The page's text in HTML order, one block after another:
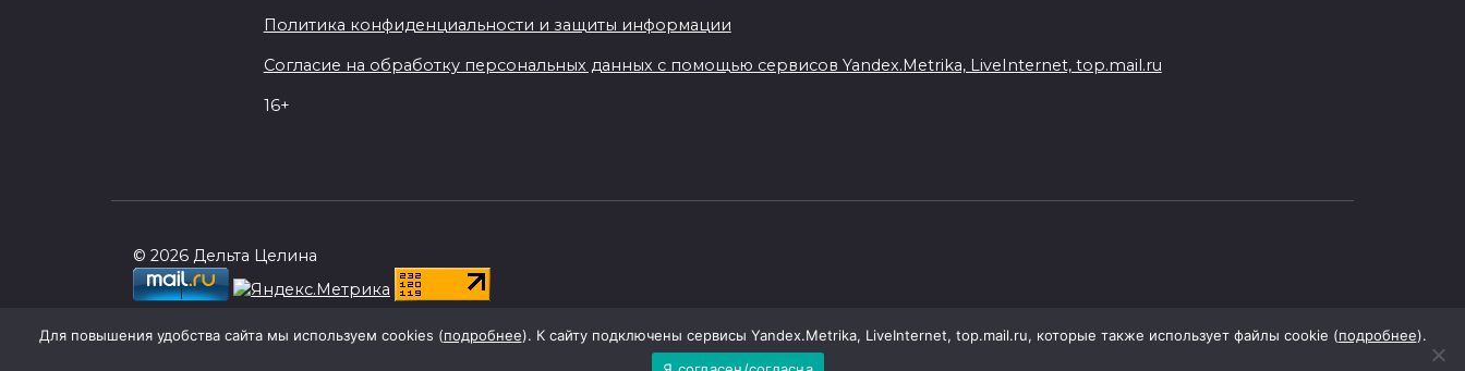
Политика конфиденциальности и защиты информации
Согласие на обработку персональных данных с помощью сервисов Yandex.Metrika, LiveInternet, top.mail.ru
16+
© 2026 Дельта Целина
При поддержке Правительства Ростовской области
Для повышения удобства сайта мы используем cookies (подробнее). К сайту подключены сервисы Yandex.Metrika, LiveInternet, top.mail.ru, которые также использует файлы cookie (подробнее).